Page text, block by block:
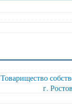
Товарищество
г.